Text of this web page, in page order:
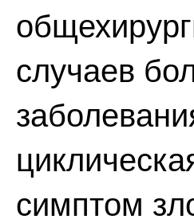
случаев
симптом